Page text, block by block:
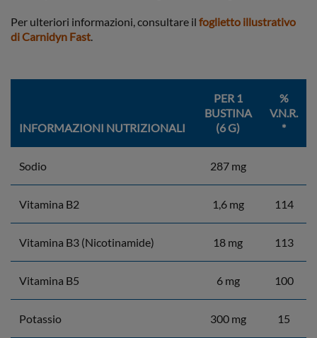
Per ulteriori informazioni, consultare il foglietto illustrativo
di Carnidyn Fast.
INFORMAZIONI NUTRIZIONALI
PER 1
BUSTINA
(6 G)
%
V.N.R.
*
Sodio 287 mg
Vitamina B2 1,6 mg 114
Vitamina B3 (Nicotinamide) 18 mg 113
Vitamina B5 6 mg 100
Potassio 300 mg 15